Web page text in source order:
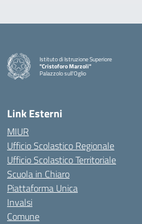
Istituto di Istruzione Superiore
"Cristoforo Marzoli"
Palazzolo sull'Oglio
— Visita la pagina iniziale della scuola
Link Esterni
MIUR
Ufficio Scolastico Regionale
Ufficio Scolastico Territoriale
Scuola in Chiaro
Piattaforma Unica
Invalsi
Comune